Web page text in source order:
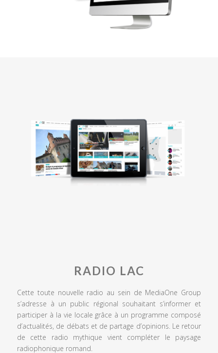
RADIO LAC
Cette toute nouvelle radio au sein de MediaOne Group
s’adresse à un public régional souhaitant s’informer et
participer à la vie locale grâce à un programme composé
d’actualités, de débats et de partage d’opinions. Le retour
de cette radio mythique vient compléter le paysage
radiophonique romand.